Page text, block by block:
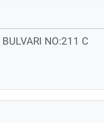
NO:211 C